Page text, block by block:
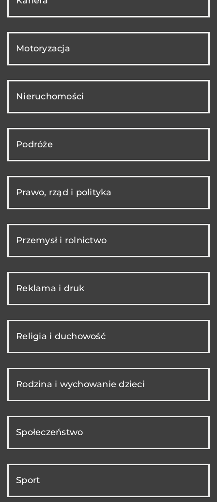
Motoryzacja
Nieruchomości
Podróże
Prawo, rząd i polityka
Przemysł i rolnictwo
Reklama i druk
Religia i duchowość
Rodzina i wychowanie dzieci
Społeczeństwo
Sport